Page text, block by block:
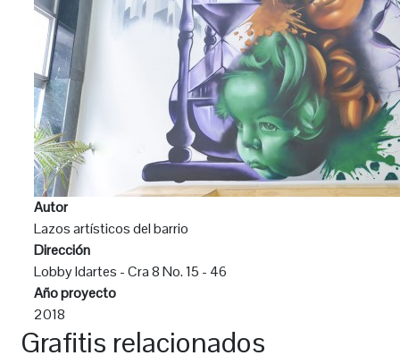
Autor
Lazos artísticos del barrio
Dirección
Lobby Idartes - Cra 8 No. 15 - 46
Año proyecto
2018
Grafitis relacionados